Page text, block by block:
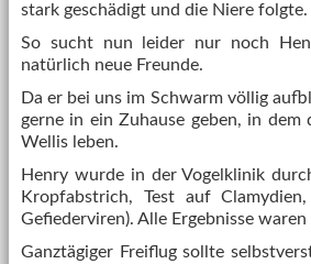
stark geschädigt und die Niere folgte.
So sucht nun leider nur noch
natürlich neue Freunde.
Da er bei uns im Schwarm völlig
gerne in ein Zuhause geben, in dem
Wellis leben.
Henry wurde in der Vogelklinik
Kropfabstrich, Test auf
Gefiederviren). Alle Ergebnisse
Ganztägiger Freiflug sollte